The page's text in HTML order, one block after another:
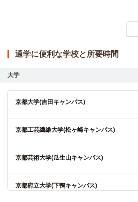
通学に便利な学校と所要時間
大学
京都大学(吉田キャンパス)
京都工芸繊維大学(松ヶ崎キャンパス)
京都芸術大学(瓜生山キャンパス)
京都府立大学(下鴨キャンパス)